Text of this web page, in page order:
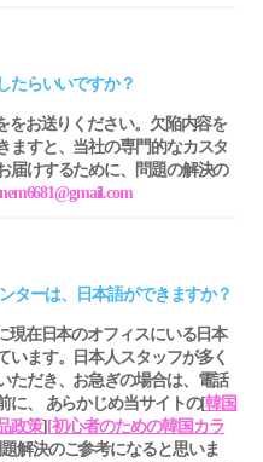
たらいいですか？
をお送りください。欠陥内容を
ますと、当社の専門的なカスタ
届けするために、問題の解決の
ターは、日本語ができますか？
現在日本のオフィスにいる日本
います。日本人スタッフが多く
ただき、お急ぎの場合は、電話
に、 あらかじめ当サイトの[韓国
政策] [初心者のための韓国カラ
解決のご参考になると思いま